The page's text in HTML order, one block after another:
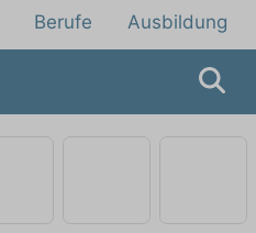
Berufe Ausbildung